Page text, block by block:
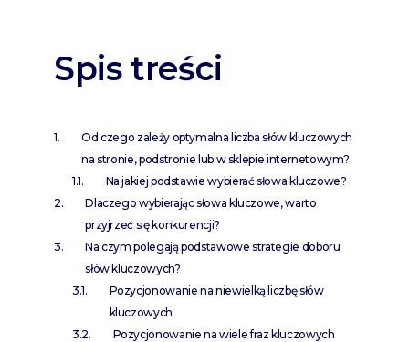
Spis treści
Od czego zależy optymalna liczba słów kluczowych
na stronie, podstronie lub w sklepie internetowym?
Na jakiej podstawie wybierać słowa kluczowe?
Dlaczego wybierając słowa kluczowe, warto
przyjrzeć się konkurencji?
Na czym polegają podstawowe strategie doboru
słów kluczowych?
Pozycjonowanie na niewielką liczbę słów
kluczowych
Pozycjonowanie na wiele fraz kluczowych